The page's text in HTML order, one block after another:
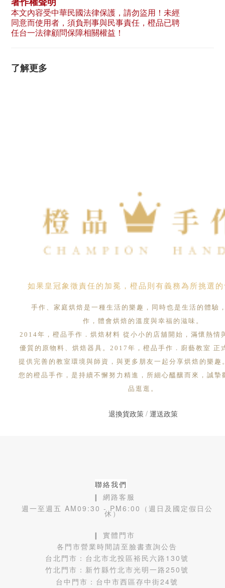
本文內容受中華民國法律保護，請勿盜用！未經
同意而使用者，須負刑事與民事責任，橙品已聘
任台一法律顧問保障相關權益！
了解更多
如果皇冠象徵責任的加冕，橙品則有義務為所挑選
手作、家庭烘焙是一種生活的樂趣，同時也是生活的體驗
作，體會烘焙的溫度與幸福的滋味。
2014年，橙品手作．烘焙材料 從小小的店舖開始，滿懷熱情
優質的原物料、烘焙器具。2017年，橙品手作．廚藝教室 正
提供完善的教室環境與師資，與更多朋友一起分享烘焙的樂趣
您的橙品手作，是持續不懈努力精進，所細心醞釀而來，誠摯
品逛逛。
退換貨政策/ 運送政策
聯絡我們
❙ 網路客服
週一至週五 AM09:30 - PM6:00（週日及國定假日公
休）
❙ 實體門市
各門市營業時間請至臉書查詢公告
台北門市： 台北市北投區裕民六路130號
竹北門市： 新竹縣竹北市光明一路250號
台中門市： 台中市西區存中街24號